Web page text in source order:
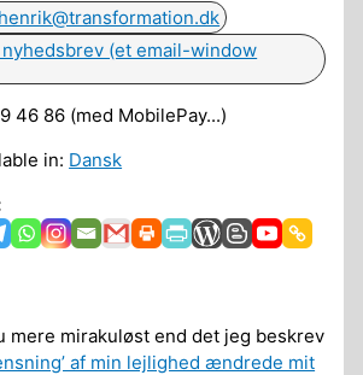
(et email-window
46 86 (med MobilePay...)
in: Dansk
mere mirakuløst end det jeg beskrev
af min lejlighed ændrede mit